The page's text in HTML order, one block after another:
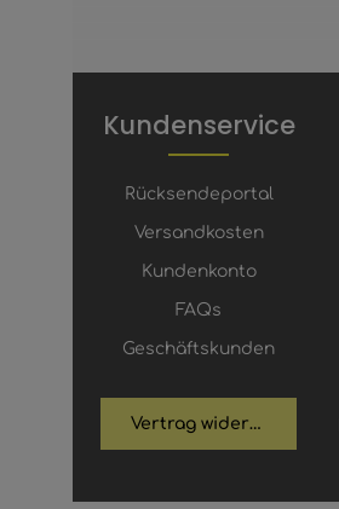
Kundenservice
Rücksendeportal
Versandkosten
Kundenkonto
FAQs
Geschäftskunden
Vertrag widerrufen